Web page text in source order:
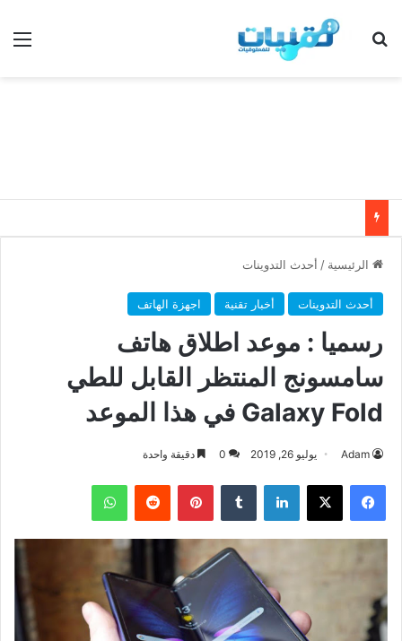
بحث عن
الرئيسية / أحدث التدوينات
أحدث التدوينات أخبار تقنية اجهزة الهاتف
رسميا : موعد اطلاق هاتف
سامسونج المنتظر القابل للطي
Galaxy Fold في هذا الموعد
Adam يوليو 26, 2019 0 دقيقة واحدة
فيسبوك ‫X لينكدإن بينتيريست واتساب